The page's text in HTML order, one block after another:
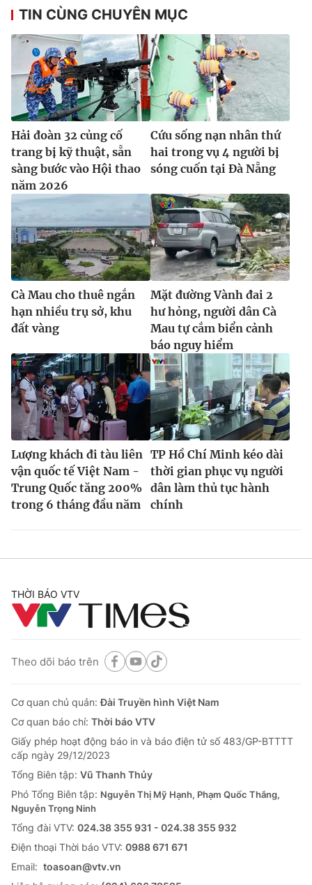
TIN CÙNG CHUYÊN MỤC
Hải đoàn 32 củng cố
trang bị kỹ thuật, sẵn
sàng bước vào Hội thao
năm 2026
Cứu sống nạn nhân thứ
hai trong vụ 4 người bị
sóng cuốn tại Đà Nẵng
Cà Mau cho thuê ngắn
hạn nhiều trụ sở, khu
đất vàng
Mặt đường Vành đai 2
hư hỏng, người dân Cà
Mau tự cắm biển cảnh
báo nguy hiểm
Lượng khách đi tàu liên
vận quốc tế Việt Nam -
Trung Quốc tăng 200%
trong 6 tháng đầu năm
TP Hồ Chí Minh kéo dài
thời gian phục vụ người
dân làm thủ tục hành
chính
THỜI BÁO VTV
Theo dõi báo trên
Cơ quan chủ quản:Đài Truyền hình Việt Nam
Cơ quan báo chí: Thời báo VTV
Giấy phép hoạt động báo in và báo điện tử số 483/GP-BTTTT
cấp ngày 29/12/2023
Tổng Biên tập: Vũ Thanh Thủy
Phó Tổng Biên tập: Nguyễn Thị Mỹ Hạnh, Phạm Quốc Thắng,
Nguyễn Trọng Ninh
Tổng đài VTV: 024.38 355 931 - 024.38 355 932
Ðiện thoại Thời báo VTV: 0988 671 671
Email: toasoan@vtv.vn